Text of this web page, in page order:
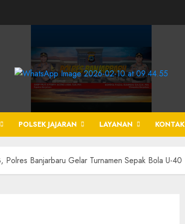
POLSEK JAJARAN LAYANAN KONTAK
Polres Banjarbaru Gelar Turnamen Sepak Bola U-40